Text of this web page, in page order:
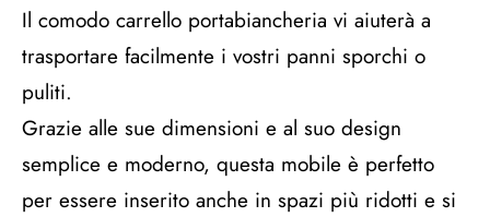
Il comodo carrello portabiancheria vi aiuterà a
trasportare facilmente i vostri panni sporchi o
puliti.
Grazie alle sue dimensioni e al suo design
semplice e moderno, questa mobile è perfetto
per essere inserito anche in spazi più ridotti e si